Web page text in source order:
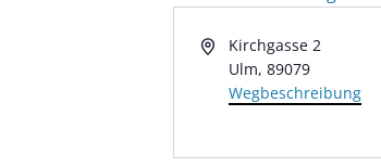
AdresseKirchgasse 2
Ulm, 89079
Wegbeschreibung